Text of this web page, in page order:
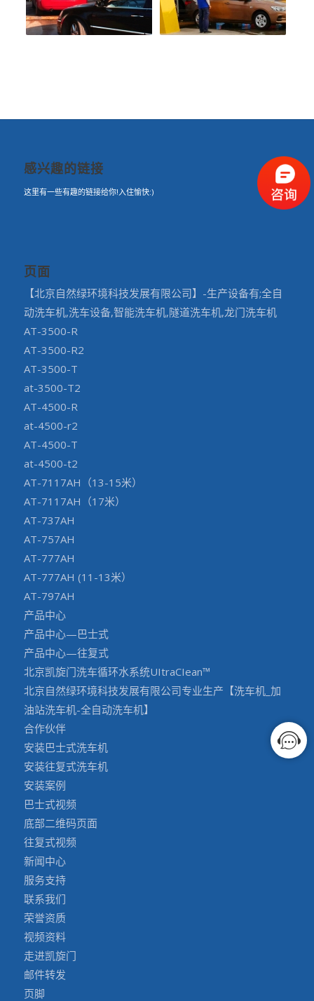
感兴趣的链接
这里有一些有趣的链接给你!入住愉快:)
页面
【北京自然绿环境科技发展有限公司】-生产设备有;全自
动洗车机,洗车设备,智能洗车机,隧道洗车机,龙门洗车机
AT-3500-R
AT-3500-R2
AT-3500-T
at-3500-T2
AT-4500-R
at-4500-r2
AT-4500-T
at-4500-t2
AT-7117AH（13-15米）
AT-7117AH（17米）
AT-737AH
AT-757AH
AT-777AH
AT-777AH (11-13米）
AT-797AH
产品中心
产品中心—巴士式
产品中心—往复式
北京凯旋门洗车循环水系统UItraCIean™
北京自然绿环境科技发展有限公司专业生产【洗车机_加
油站洗车机-全自动洗车机】
合作伙伴
安装巴士式洗车机
安装往复式洗车机
安装案例
巴士式视频
底部二维码页面
往复式视频
新闻中心
服务支持
联系我们
荣誉资质
视频资料
走进凯旋门
邮件转发
页脚